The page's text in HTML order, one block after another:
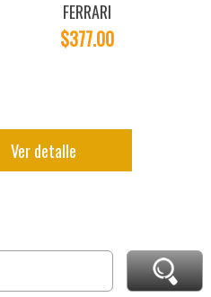
FERRARI
$377.00
Ver detalle